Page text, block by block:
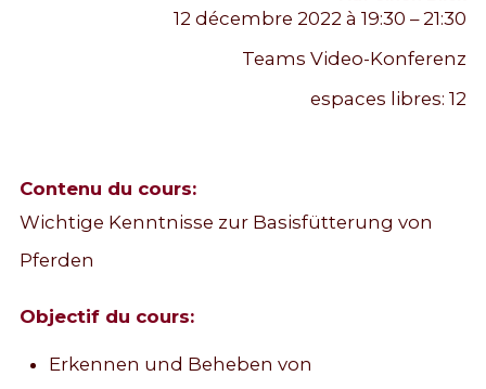
12 décembre 2022 à 19:30 – 21:30
Teams Video-Konferenz
espaces libres:12
Contenu du cours:
Wichtige Kenntnisse zur Basisfütterung von
Pferden
Objectif du cours:
Erkennen und Beheben von